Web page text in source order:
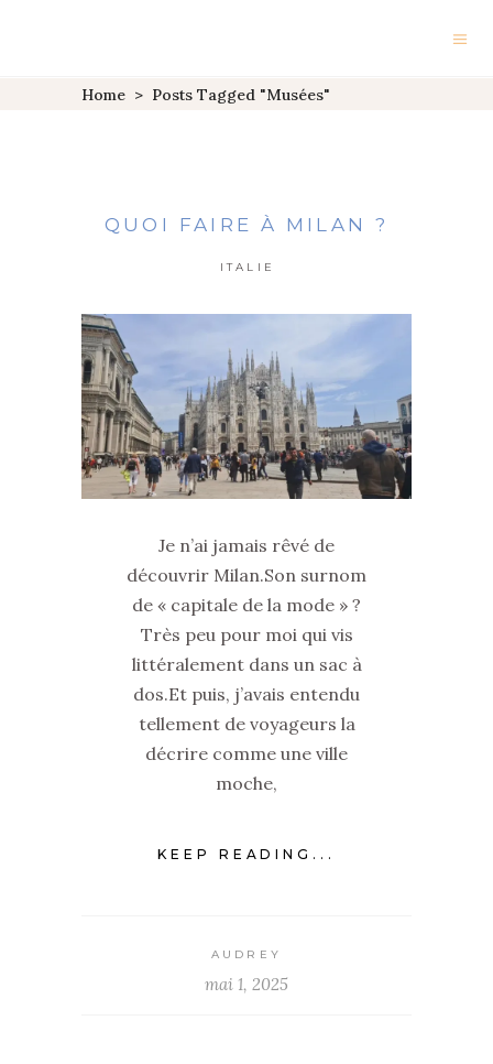
Home > Posts Tagged "Musées"
QUOI FAIRE À MILAN ?
ITALIE
Je n’ai jamais rêvé de
découvrir Milan.Son surnom
de « capitale de la mode » ?
Très peu pour moi qui vis
littéralement dans un sac à
dos.Et puis, j’avais entendu
tellement de voyageurs la
décrire comme une ville
moche,
KEEP READING...
AUDREY
mai 1, 2025